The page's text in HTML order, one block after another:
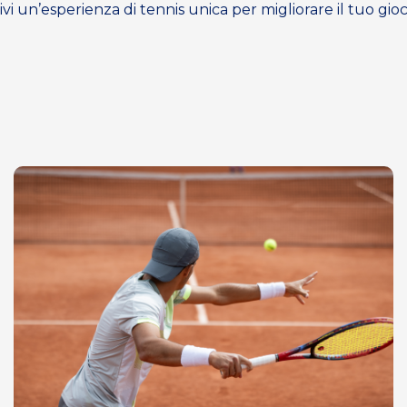
un’esperienza di tennis unica per migliorare il tuo